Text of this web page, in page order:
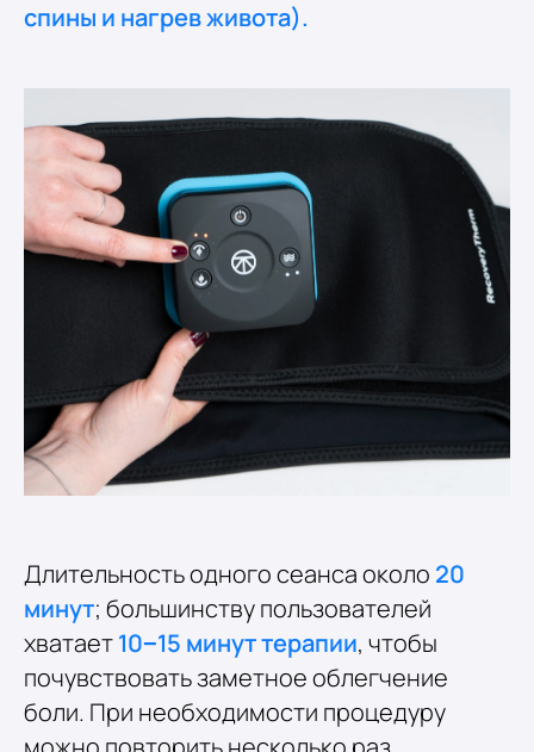
спины и нагрев живота).
Длительность одного сеанса около 20
минут; большинству пользователей
хватает10−15 минут терапии, чтобы
почувствовать заметное облегчение
боли. При необходимости процедуру